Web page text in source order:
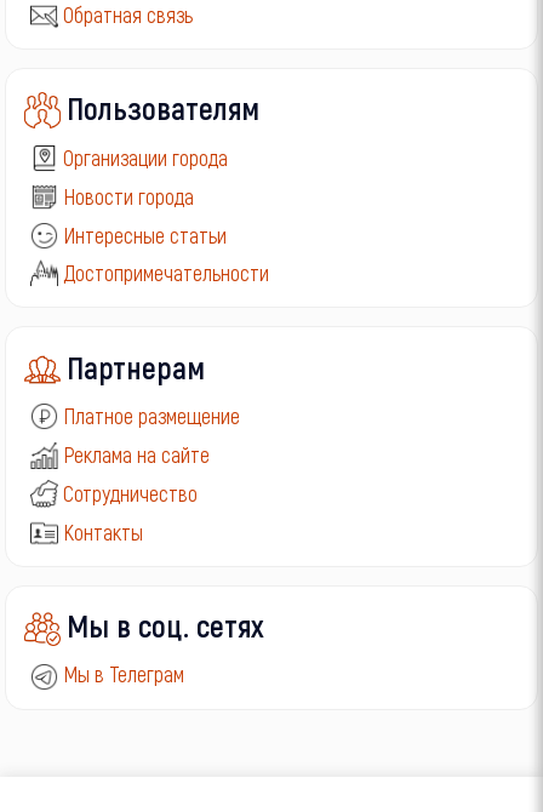
Обратная связь
Пользователям
Организации города
Новости города
Интересные статьи
Достопримечательности
Партнерам
Платное размещение
Реклама на сайте
Сотрудничество
Контакты
Мы в соц. сетях
Мы в Телеграм